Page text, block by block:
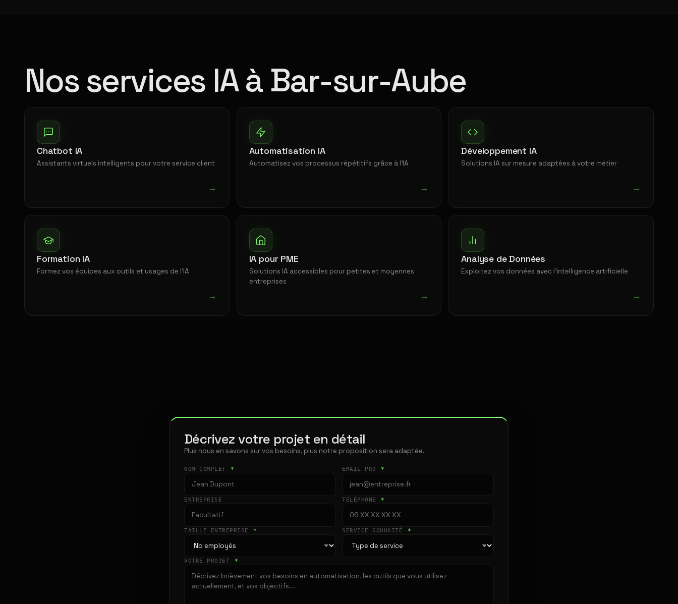
Nos services IA à Bar-sur-Aube
Chatbot IA
Assistants virtuels intelligents pour votre service client
→
Automatisation IA
Automatisez vos processus répétitifs grâce à l'IA
→
Développement IA
Solutions IA sur mesure adaptées à votre métier
→
Formation IA
Formez vos équipes aux outils et usages de l'IA
→
IA pour PME
Solutions IA accessibles pour petites et moyennes
entreprises
→
Analyse de Données
Exploitez vos données avec l'intelligence artificielle
→
Décrivez votre projet en détail
Plus nous en savons sur vos besoins, plus notre proposition sera adaptée.
NOM COMPLET * EMAIL PRO *
ENTREPRISE TÉLÉPHONE *
TAILLE ENTREPRISE * SERVICE SOUHAITÉ *
VOTRE PROJET *